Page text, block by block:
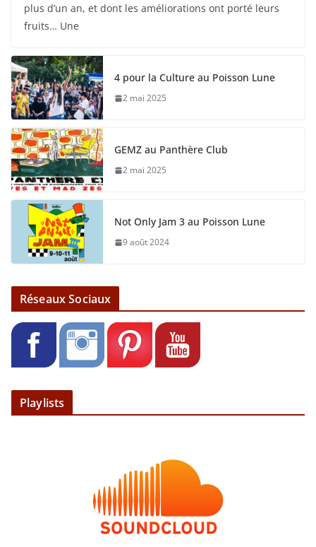
plus d’un an, et dont les améliorations ont porté leurs
fruits… Une
4 pour la Culture au Poisson Lune
2 mai 2025
GEMZ au Panthère Club
2 mai 2025
Not Only Jam 3 au Poisson Lune
9 août 2024
Réseaux Sociaux
Playlists